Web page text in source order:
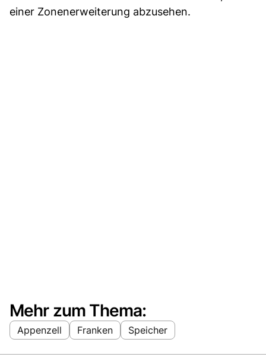
einer Zonenerweiterung abzusehen.
Mehr zum Thema:
Appenzell Franken Speicher